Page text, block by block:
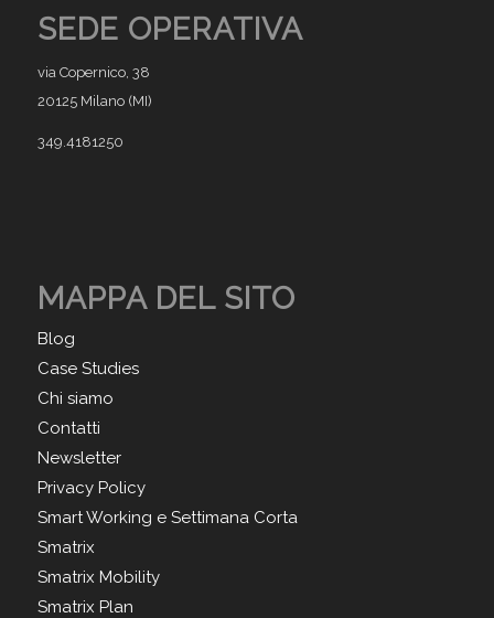
SEDE OPERATIVA
via Copernico, 38
20125 Milano (MI)
349.4181250
MAPPA DEL SITO
Blog
Case Studies
Chi siamo
Contatti
Newsletter
Privacy Policy
Smart Working e Settimana Corta
Smatrix
Smatrix Mobility
Smatrix Plan